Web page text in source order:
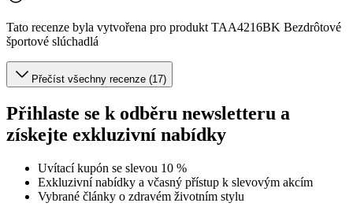
Tato recenze byla vytvořena pro produkt TAA4216BK Bezdrôtové
športové slúchadlá
Přečíst všechny recenze (17)
Přihlaste se k odběru newsletteru a
získejte exkluzivní nabídky
Uvítací kupón se slevou 10 %
Exkluzivní nabídky a včasný přístup k slevovým akcím
Vybrané články o zdravém životním stylu